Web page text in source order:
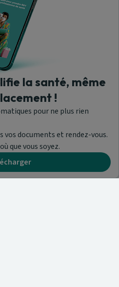
la santé, même
!
pour ne plus rien
vos documents et rendez-vous.
que vous soyez.